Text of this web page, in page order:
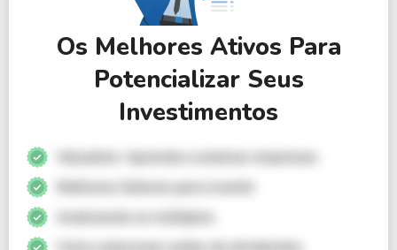
Os Melhores Ativos Para
Potencializar Seus
Investimentos
Valuation: Aprenda a analisar empresas
Melhores Setores para investir
Analisando os múltiplos